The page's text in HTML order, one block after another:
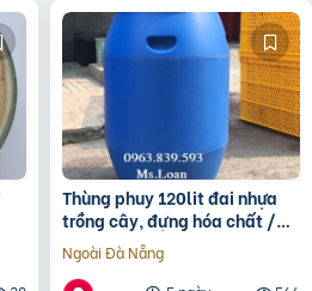
Thùng phuy 120lit đai nhựa
trồng cây, đựng hóa chất /
0963 839 593 Ms.Loan
Ngoài Đà Nẵng